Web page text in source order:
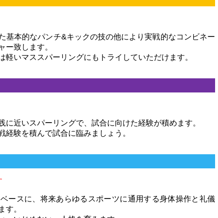
本的なパンチ&キックの技の他により実戦的なコンビネー
ー致します。
軽いマススパーリングにもトライしていただけます。
近いスパーリングで、試合に向けた経験が積めます。
経験を積んで試合に臨みましょう。
ースに、将来あらゆるスポーツに通用する身体操作と礼儀
す。